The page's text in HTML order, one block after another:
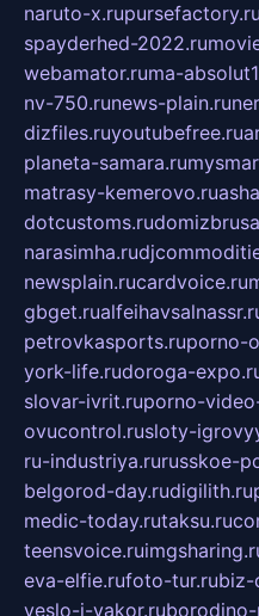
naruto-x.rupursefactory.ru
spayderhed-2022.ru
webamator.ruma-
nv-750.runews-plain.ru
dizfiles.ruyoutubefree.ru
planeta-samara.ru
matrasy-kemerovo.ru
dotcustoms.ru
narasimha.ru
newsplain.rucardvoice.ru
gbget.ru
petrovkasports.ruporno-
york-life.rudoroga-
slovar-ivrit.ruporno-
ovucontrol.rusloty-
ru-industriya.rurusskoe-
belgorod-day.rudigilith.ru
medic-today.rutaksu.ru
teensvoice.ru
eva-elfie.rufoto-tur.rubiz-
veslo-i-yakor.ru